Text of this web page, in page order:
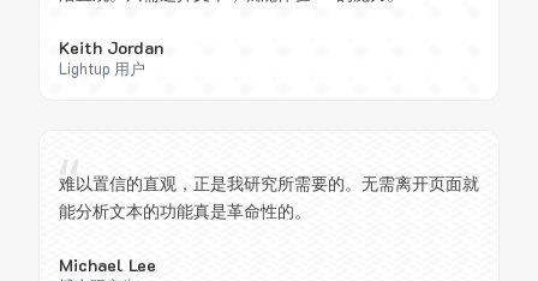
Keith Jordan
Lightup 用户
“
难以置信的直观，正是我研究所需要的。无需离开页面就
能分析文本的功能真是革命性的。
Michael Lee